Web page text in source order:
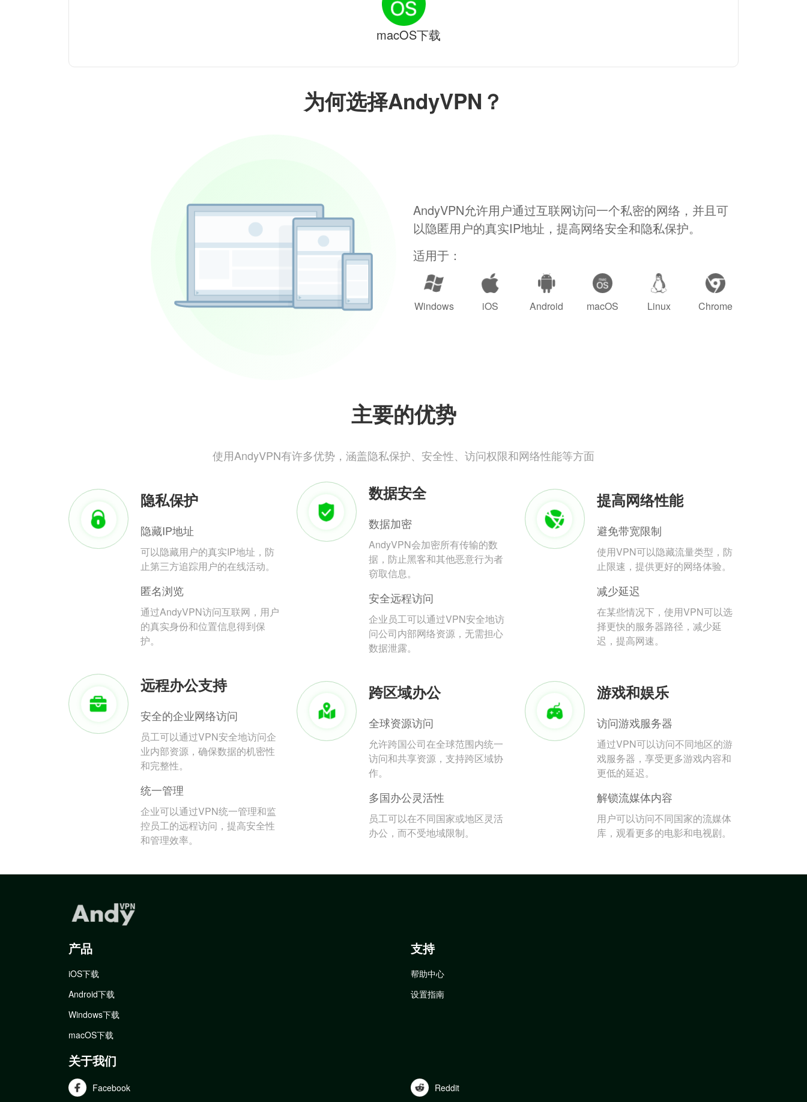
为何选择AndyVPN？
AndyVPN允许用户通过互联网访问一个私密的网络，并且可
以隐匿用户的真实IP地址，提高网络安全和隐私保护。
适用于：
Windows iOS Android macOS Linux Chrome
主要的优势
使用AndyVPN有许多优势，涵盖隐私保护、安全性、访问权限和网络性能等方面
隐私保护
隐藏IP地址
可以隐藏用户的真实IP地址，防
止第三方追踪用户的在线活动。
匿名浏览
通过AndyVPN访问互联网，用户
的真实身份和位置信息得到保
护。
数据安全
数据加密
AndyVPN会加密所有传输的数
据，防止黑客和其他恶意行为者
窃取信息。
安全远程访问
企业员工可以通过VPN安全地访
问公司内部网络资源，无需担心
数据泄露。
提高网络性能
避免带宽限制
使用VPN可以隐藏流量类型，防
止限速，提供更好的网络体验。
减少延迟
在某些情况下，使用VPN可以选
择更快的服务器路径，减少延
迟，提高网速。
远程办公支持
安全的企业网络访问
员工可以通过VPN安全地访问企
业内部资源，确保数据的机密性
和完整性。
统一管理
企业可以通过VPN统一管理和监
控员工的远程访问，提高安全性
和管理效率。
跨区域办公
全球资源访问
允许跨国公司在全球范围内统一
访问和共享资源，支持跨区域协
作。
多国办公灵活性
员工可以在不同国家或地区灵活
办公，而不受地域限制。
游戏和娱乐
访问游戏服务器
通过VPN可以访问不同地区的游
戏服务器，享受更多游戏内容和
更低的延迟。
解锁流媒体内容
用户可以访问不同国家的流媒体
库，观看更多的电影和电视剧。
macOS下载
产品
iOS下载
Android下载
Windows下载
macOS下载
支持
帮助中心
设置指南
关于我们
Facebook Reddit